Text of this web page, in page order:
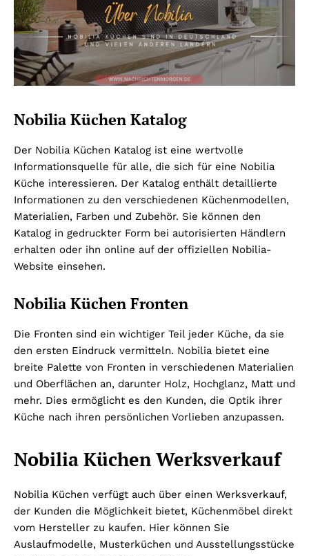
Nobilia Küchen Katalog
Der Nobilia Küchen Katalog ist eine wertvolle
Informationsquelle für alle, die sich für eine Nobilia
Küche interessieren. Der Katalog enthält detaillierte
Informationen zu den verschiedenen Küchenmodellen,
Materialien, Farben und Zubehör. Sie können den
Katalog in gedruckter Form bei autorisierten Händlern
erhalten oder ihn online auf der offiziellen Nobilia-
Website einsehen.
Nobilia Küchen Fronten
Die Fronten sind ein wichtiger Teil jeder Küche, da sie
den ersten Eindruck vermitteln. Nobilia bietet eine
breite Palette von Fronten in verschiedenen Materialien
und Oberflächen an, darunter Holz, Hochglanz, Matt und
mehr. Dies ermöglicht es den Kunden, die Optik ihrer
Küche nach ihren persönlichen Vorlieben anzupassen.
Nobilia Küchen Werksverkauf
Nobilia Küchen verfügt auch über einen Werksverkauf,
der Kunden die Möglichkeit bietet, Küchenmöbel direkt
vom Hersteller zu kaufen. Hier können Sie
Auslaufmodelle, Musterküchen und Ausstellungsstücke